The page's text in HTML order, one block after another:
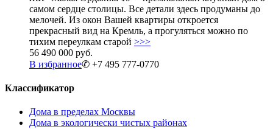
самом сердце столицы. Все детали здесь продуманы до
мелочей. Из окон Вашей квартиры откроется
прекрасный вид на Кремль, а прогуляться можно по
тихим переулкам старой >>>
56 490 000 руб.
В избранное✆ +7 495 777-0770
Классификатор
Дома в пределах Москвы
Дома в экологически чистых районах